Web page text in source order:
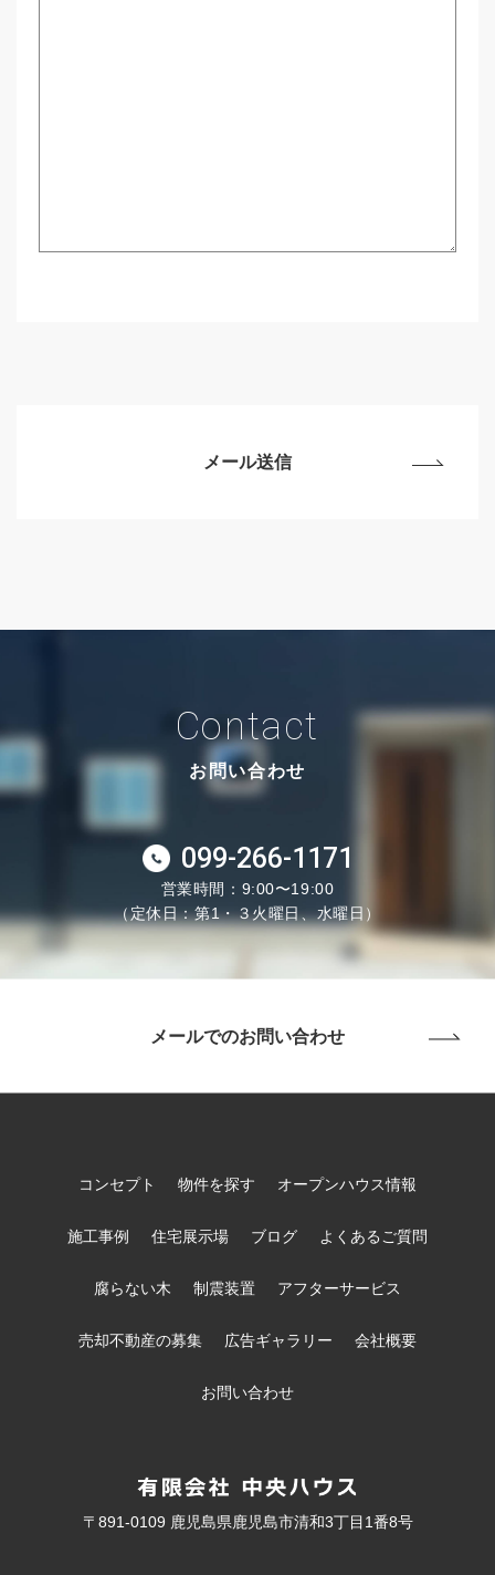
Contact
お問い合わせ
099-266-1171
営業時間：9:00〜19:00
（定休日：第1・３火曜日、水曜日）
メールでのお問い合わせ
コンセプト 物件を探す オープンハウス情報
施工事例 住宅展示場 ブログ よくあるご質問
腐らない木 制震装置 アフターサービス
売却不動産の募集 広告ギャラリー 会社概要
お問い合わせ
〒891-0109 鹿児島県鹿児島市清和3丁目1番8号